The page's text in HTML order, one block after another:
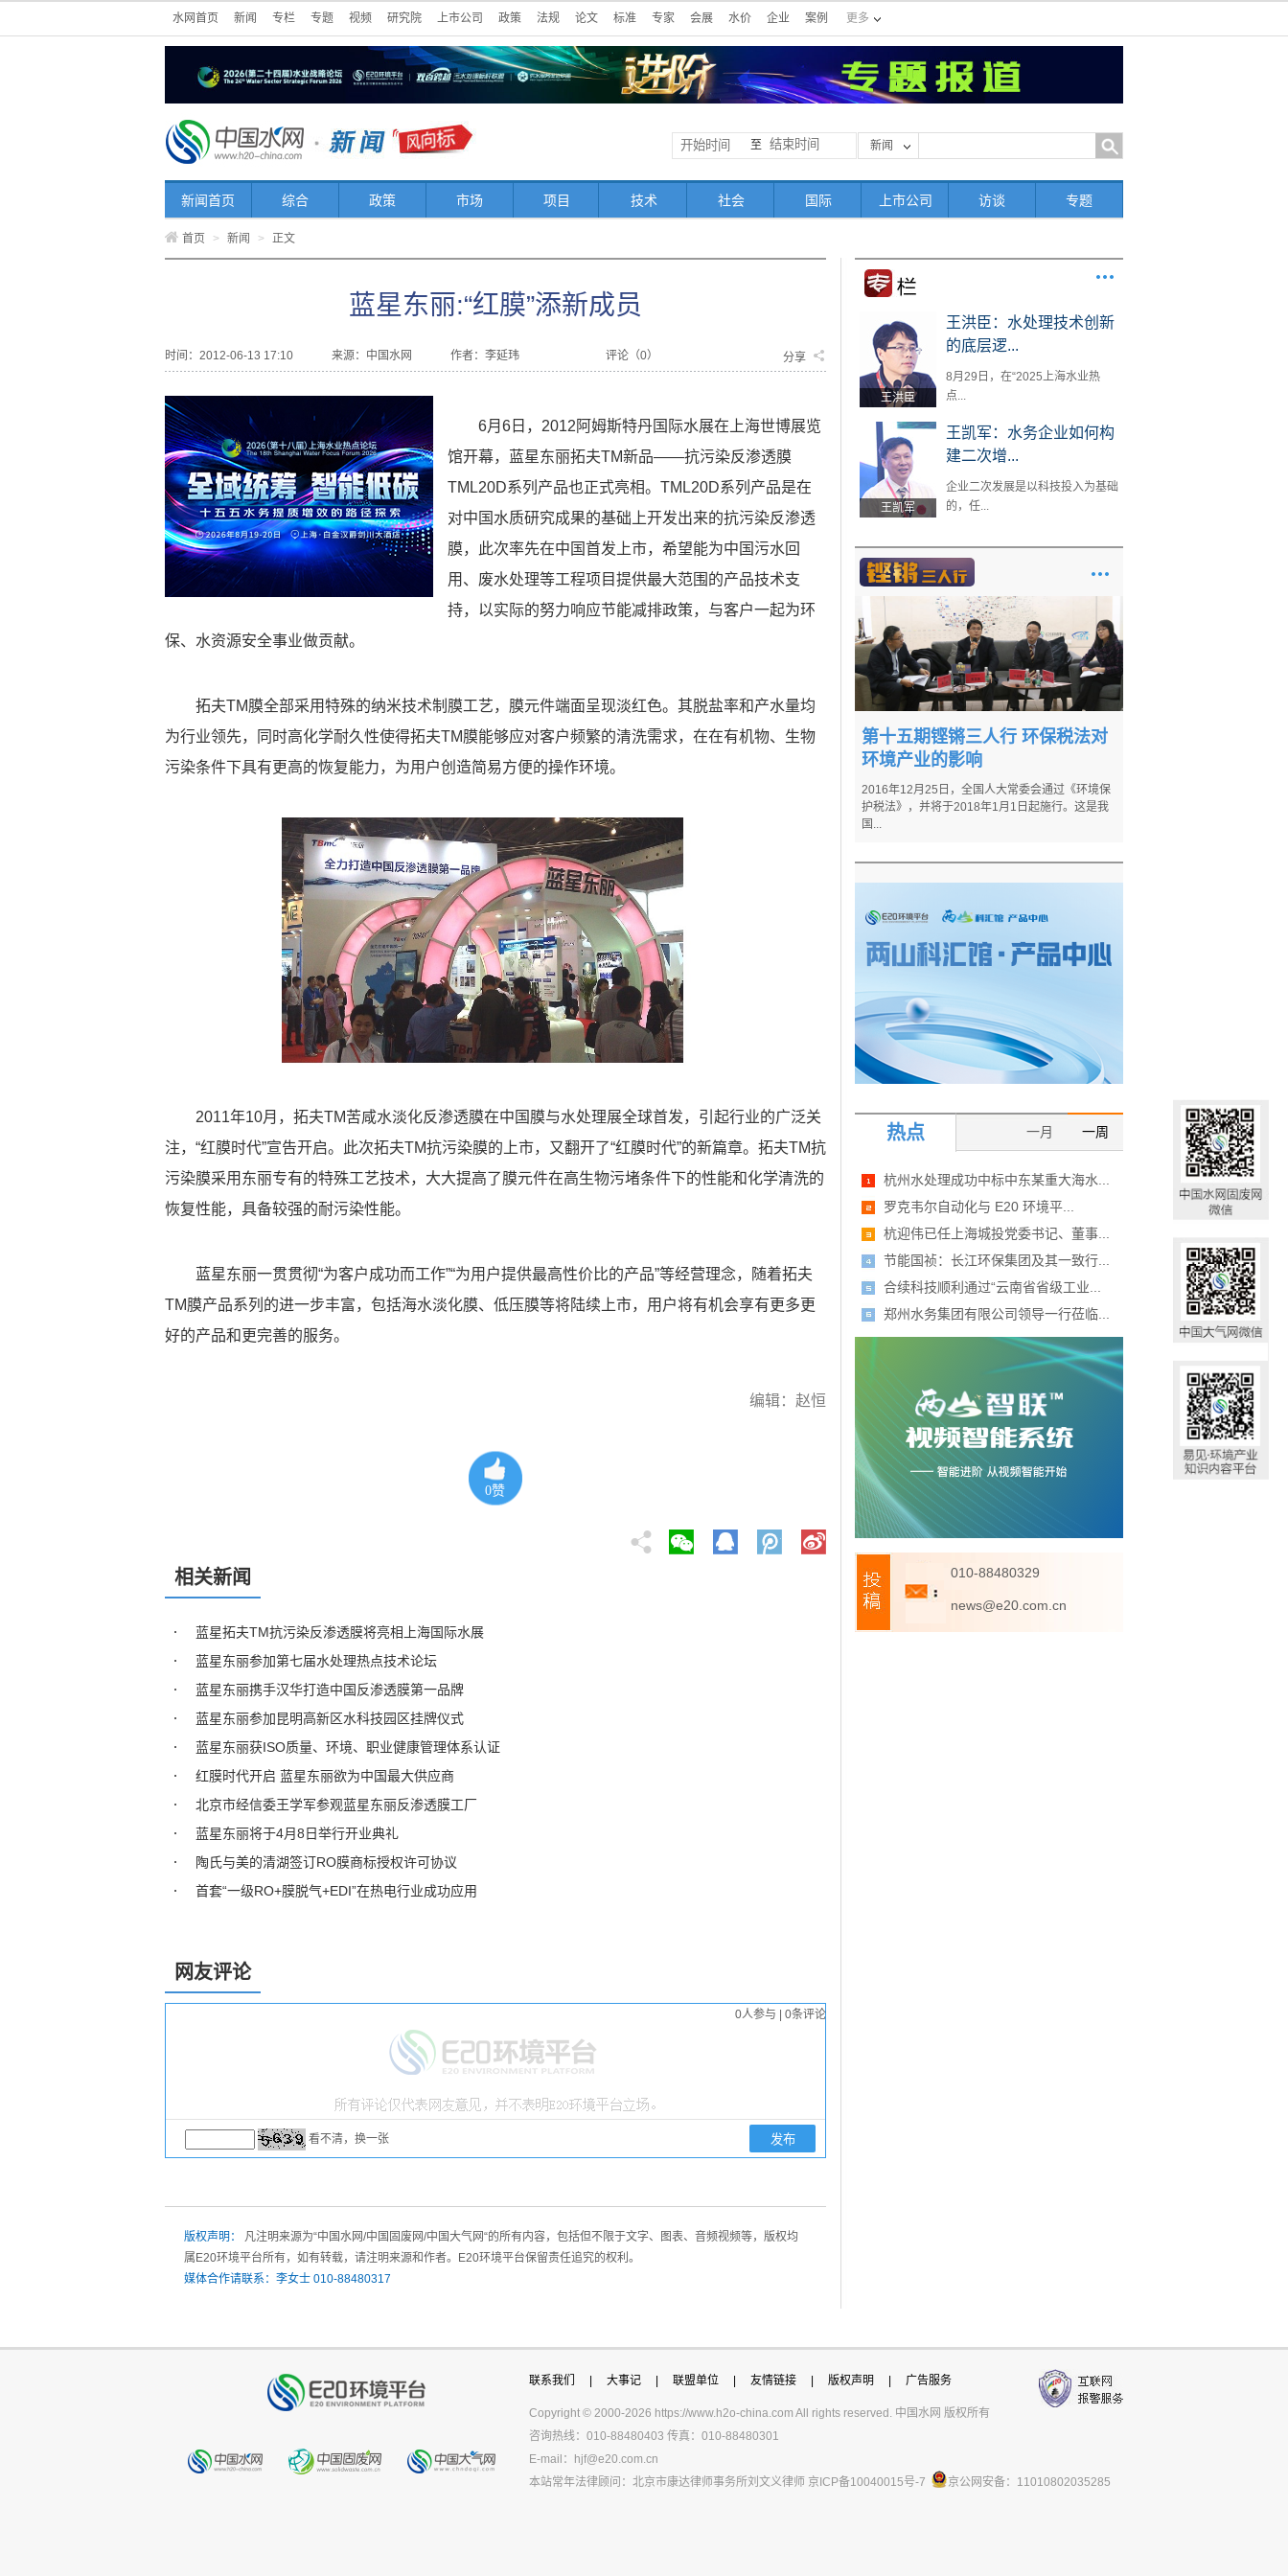
水网首页 新闻 专栏 专题 视频 研究院 上市公司 政策 法规 论文 标准 专家 会展 水价 企业 案例 更多
至 新闻
新闻首页 综合 政策 市场 项目 技术 社会 国际 上市公司 访谈 专题
首页 > 新闻 > 正文
蓝星东丽:“红膜”添新成员
时间：2012-06-13 17:10 来源： 中国水网 作者：李延玮 评论（0） 分享
6月6日，2012阿姆斯特丹国际水展在上海世博展览
馆开幕，蓝星东丽拓夫TM新品——抗污染反渗透膜
TML20D系列产品也正式亮相。TML20D系列产品是在
对中国水质研究成果的基础上开发出来的抗污染反渗透
膜，此次率先在中国首发上市，希望能为中国污水回
用、废水处理等工程项目提供最大范围的产品技术支
持，以实际的努力响应节能减排政策，与客户一起为环
保、水资源安全事业做贡献。
拓夫TM膜全部采用特殊的纳米技术制膜工艺，膜元件端面呈现淡红色。其脱盐率和产水量均
为行业领先，同时高化学耐久性使得拓夫TM膜能够应对客户频繁的清洗需求，在在有机物、生物
污染条件下具有更高的恢复能力，为用户创造简易方便的操作环境。
2011年10月，拓夫TM苦咸水淡化反渗透膜在中国膜与水处理展全球首发，引起行业的广泛关
注，“红膜时代”宣告开启。此次拓夫TM抗污染膜的上市，又翻开了“红膜时代”的新篇章。拓夫TM抗
污染膜采用东丽专有的特殊工艺技术，大大提高了膜元件在高生物污堵条件下的性能和化学清洗的
恢复性能，具备较强的耐污染性能。
蓝星东丽一贯贯彻“为客户成功而工作”“为用户提供最高性价比的产品”等经营理念，随着拓夫
TM膜产品系列的进一步丰富，包括海水淡化膜、低压膜等将陆续上市，用户将有机会享有更多更
好的产品和更完善的服务。
编辑：赵恒
0赞
相关新闻
蓝星拓夫TM抗污染反渗透膜将亮相上海国际水展
蓝星东丽参加第七届水处理热点技术论坛
蓝星东丽携手汉华打造中国反渗透膜第一品牌
蓝星东丽参加昆明高新区水科技园区挂牌仪式
蓝星东丽获ISO质量、环境、职业健康管理体系认证
红膜时代开启 蓝星东丽欲为中国最大供应商
北京市经信委王学军参观蓝星东丽反渗透膜工厂
蓝星东丽将于4月8日举行开业典礼
陶氏与美的清湖签订RO膜商标授权许可协议
首套“一级RO+膜脱气+EDI”在热电行业成功应用
网友评论
0人参与 0条评论
看不清，换一张
版权声明：
凡注明来源为“中国水网/中国固废网/中国大气网“的所有内容，包括但不限于文字、图表、音频视频等，版权均
属E20环境平台所有，如有转载，请注明来源和作者。E20环境平台保留责任追究的权利。
媒体合作请联系：李女士 010-88480317
王洪臣
王洪臣：水处理技术创新
的底层逻...
8月29日，在“2025上海水业热
点...
王凯军
王凯军：水务企业如何构
建二次增...
企业二次发展是以科技投入为基础
的，任...
第十五期铿锵三人行 环保税法对
环境产业的影响
2016年12月25日，全国人大常委会通过《环境保
护税法》，并将于2018年1月1日起施行。这是我
国...
热点 一周
一月
杭州水处理成功中标中东某重大海水...
罗克韦尔自动化与 E20 环境平...
杭迎伟已任上海城投党委书记、董事...
节能国祯：长江环保集团及其一致行...
合续科技顺利通过“云南省省级工业...
郑州水务集团有限公司领导一行莅临...
010-88480329
news@e20.com.cn
联系我们 大事记 联盟单位 友情链接 版权声明 广告服务
Copyright © 2000-2026 https://www.h2o-china.com All rights reserved. 中国水网 版权所有
咨询热线：010-88480403 传真：010-88480301
E-mail：
hjf@e20.com.cn
本站常年法律顾问：北京市康达律师事务所刘文义律师 京ICP备10040015号-7 京公网安备：11010802035285